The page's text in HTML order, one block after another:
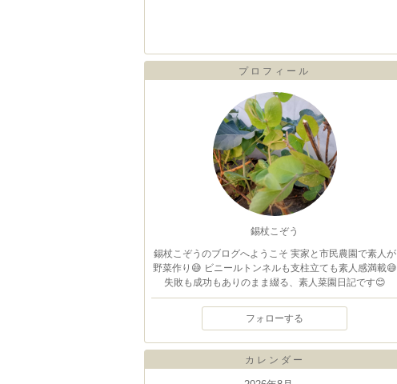
プロフィール
錫杖こぞう
錫杖こぞうのブログへようこそ 実家と市民農園で素人が
野菜作り😅 ビニールトンネルも支柱立ても素人感満載😅
失敗も成功もありのまま綴る、素人菜園日記です😊
フォローする
カレンダー